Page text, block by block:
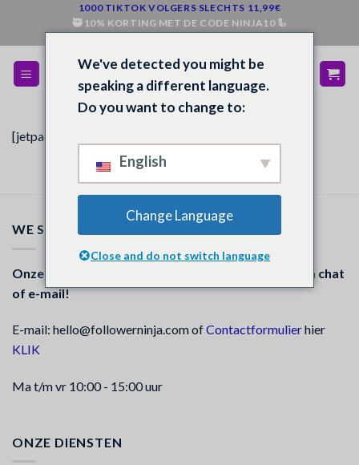
inhoud
1000 TIKTOK VOLGERS SLECHTS 11,99€
🥷 10% KORTING MET DE CODE NINJA10 🦾
[jetpackcrm_clientportal]
WE STAAN DE KLOK ROND VOOR JE KLAAR
Onze klantenondersteuning is 24/7 beschikbaar via chat
of e-mail!
E-mail: hello@followerninja.com ofContactformulierhier
KLIK
Ma t/m vr 10:00 - 15:00 uur
ONZE DIENSTEN
We've detected you might be
speaking a different language.
Do you want to change to:
English
Change Language
Close and do not switch language